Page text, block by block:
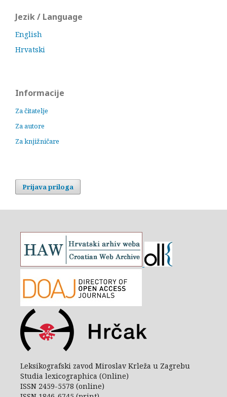
Jezik / Language
English
Hrvatski
Informacije
Za čitatelje
Za autore
Za knjižničare
Prijava priloga
Leksikografski zavod Miroslav Krleža u Zagrebu
Studia lexicographica (Online)
ISSN 2459-5578 (online)